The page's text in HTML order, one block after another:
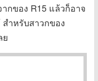
กของ R15 แล้วก็อาจ
ำหรับสาวกของ
ย